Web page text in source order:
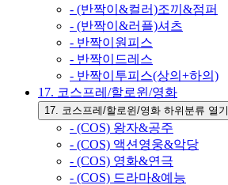
- (반짝이&컬러)조끼&점퍼
- (반짝이&러플)셔츠
- 반짝이원피스
- 반짝이드레스
- 반짝이투피스(상의+하의)
17. 코스프레/할로윈/영화
17. 코스프레/할로윈/영화 하위분류 열기
- (COS) 왕자&공주
- (COS) 액션영웅&악당
- (COS) 영화&연극
- (COS) 드라마&예능